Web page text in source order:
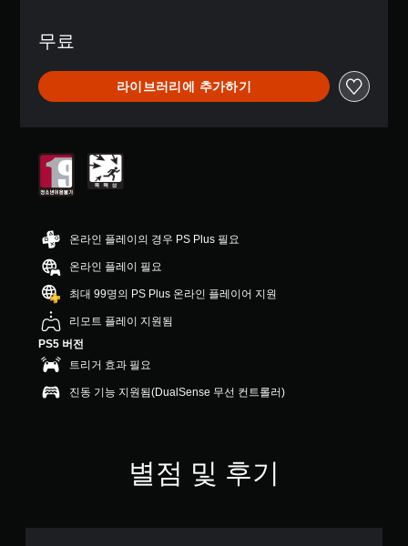
점
로
부
터
별
중
평
개
무료
라이브러리에 추가하기
온라인 플레이의 경우 PS Plus 필요
온라인 플레이 필요
최대 99명의 PS Plus 온라인 플레이어 지원
리모트 플레이 지원됨
PS5 버전
트리거 효과 필요
진동 기능 지원됨(DualSense 무선 컨트롤러)
별점 및 후기